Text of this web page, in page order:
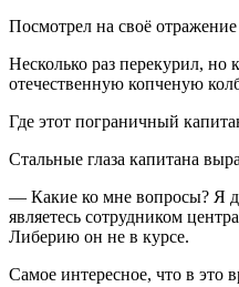
Посмотрел на своё
Несколько раз перекурил, но
отечественную копченую
Где этот пограничный
Стальные глаза капитана
— Какие ко мне вопросы? Я
являетесь сотрудником
Либерию он не в курсе.
Самое интересное, что в это